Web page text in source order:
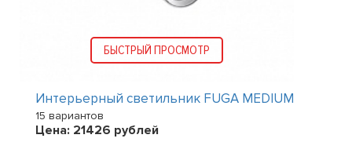
БЫСТРЫЙ ПРОСМОТР
Интерьерный светильник FUGA MEDIUM
15 вариантов
Цена: 21426 рублей